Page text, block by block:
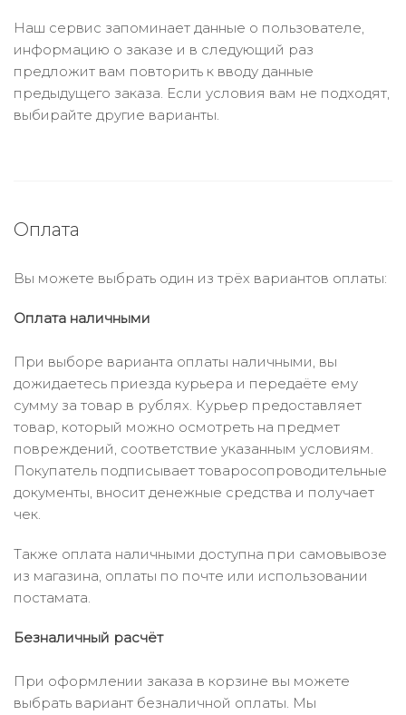
Наш сервис запоминает данные о пользователе,
информацию о заказе и в следующий раз
предложит вам повторить к вводу данные
предыдущего заказа. Если условия вам не подходят,
выбирайте другие варианты.
Оплата
Вы можете выбрать один из трёх вариантов оплаты:
Оплата наличными
При выборе варианта оплаты наличными, вы
дожидаетесь приезда курьера и передаёте ему
сумму за товар в рублях. Курьер предоставляет
товар, который можно осмотреть на предмет
повреждений, соответствие указанным условиям.
Покупатель подписывает товаросопроводительные
документы, вносит денежные средства и получает
чек.
Также оплата наличными доступна при самовывозе
из магазина, оплаты по почте или использовании
постамата.
Безналичный расчёт
При оформлении заказа в корзине вы можете
выбрать вариант безналичной оплаты. Мы